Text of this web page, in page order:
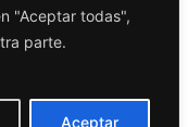
"Aceptar todas",
parte.
Aceptar